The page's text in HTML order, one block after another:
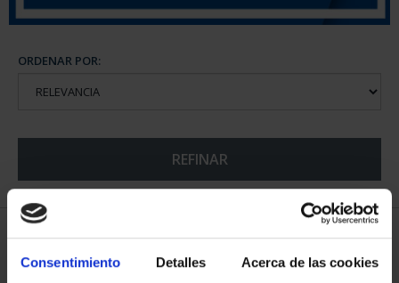
Consentimiento Detalles Acerca de las cookies
ORDENAR POR:
REFINAR
5 Productos encontrados